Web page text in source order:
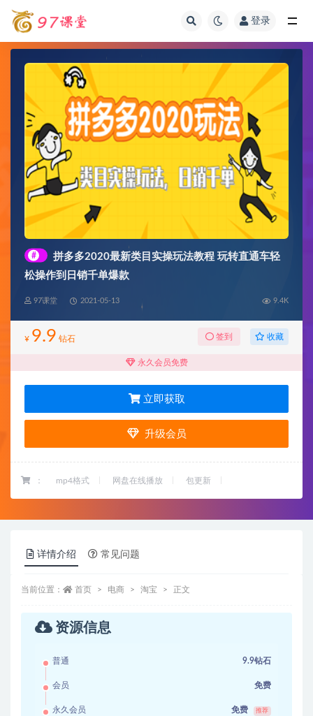
登录
#
拼多多2020最新类目实操玩法教程 玩转直通车轻
松操作到日销千单爆款
97课堂 2021-05-13 9.4K
¥ 9.9 钻石 签到 收藏
永久会员免费
立即获取
升级会员
： mp4格式 网盘在线播放 包更新
详情介绍 常见问题
当前位置： 首页 电商 淘宝 正文
资源信息
普通 9.9钻石
会员 免费
永久会员 免费 推荐